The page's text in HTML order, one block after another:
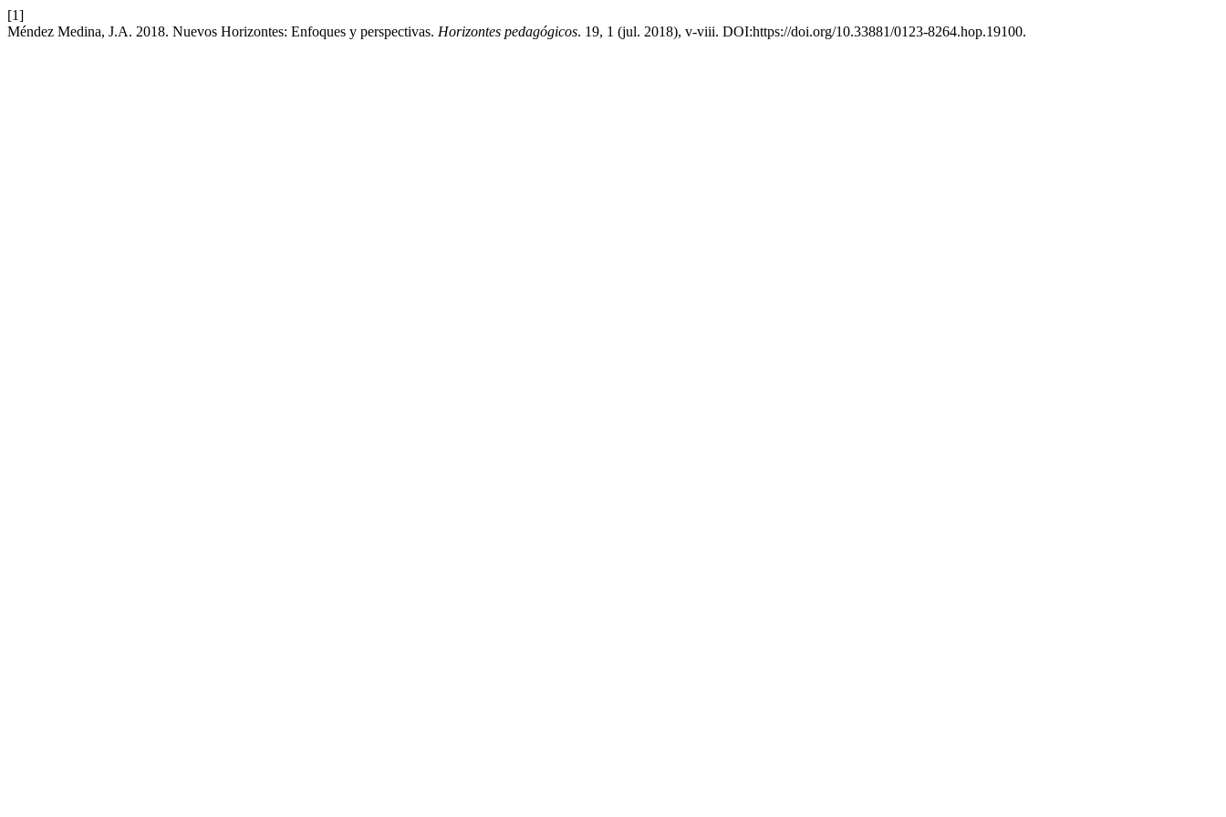
[1]
Méndez Medina, J.A. 2018. Nuevos Horizontes: Enfoques y perspectivas. Horizontes pedagógicos. 19, 1 (jul. 2018), v-viii. DOI:https://doi.org/10.33881/0123-8264.hop.19100.